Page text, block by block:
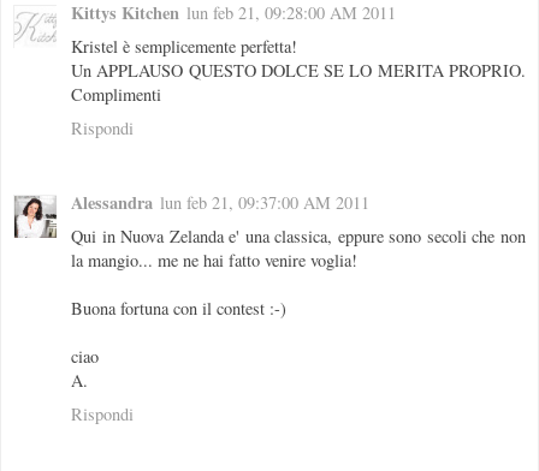
Kittys Kitchen lun feb 21, 09:28:00 AM 2011
Kristel è semplicemente perfetta!
Un APPLAUSO QUESTO DOLCE SE LO MERITA PROPRIO.
Complimenti
Rispondi
Alessandra lun feb 21, 09:37:00 AM 2011
Qui in Nuova Zelanda e' una classica, eppure sono secoli che non
la mangio... me ne hai fatto venire voglia!
Buona fortuna con il contest :-)
ciao
A.
Rispondi